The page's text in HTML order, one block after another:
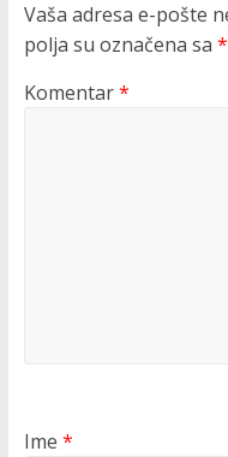
Vaša adresa e-pošte
polja su označena sa *
Komentar*
Ime *